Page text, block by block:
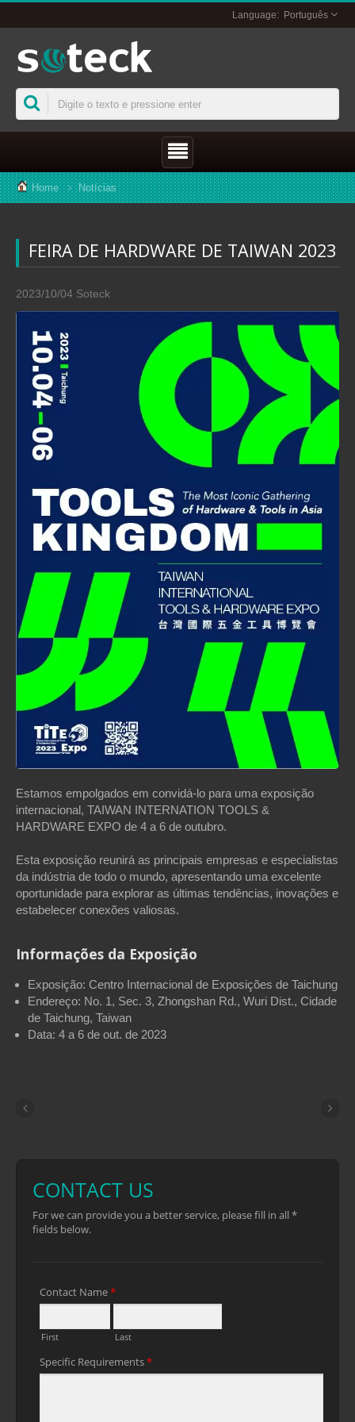
Português
Home Notícias
FEIRA DE HARDWARE DE TAIWAN 2023
2023/10/04 Soteck
Estamos empolgados em convidá-lo para uma exposição
internacional, TAIWAN INTERNATION TOOLS &
HARDWARE EXPO de 4 a 6 de outubro.
Esta exposição reunirá as principais empresas e especialistas
da indústria de todo o mundo, apresentando uma excelente
oportunidade para explorar as últimas tendências, inovações e
estabelecer conexões valiosas.
Informações da Exposição
Exposição: Centro Internacional de Exposições de Taichung
Endereço: No. 1, Sec. 3, Zhongshan Rd., Wuri Dist., Cidade
de Taichung, Taiwan
Data: 4 a 6 de out. de 2023